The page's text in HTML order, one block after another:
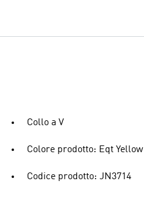
Collo a V
Colore prodotto: Eqt Yellow
Codice prodotto: JN3714